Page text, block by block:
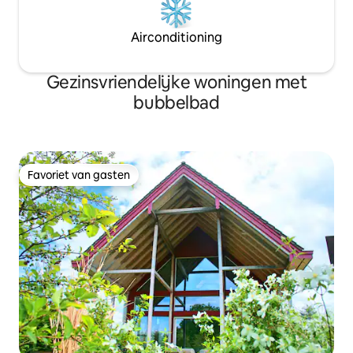
Airconditioning
Gezinsvriendelijke woningen met
bubbelbad
Favoriet van gasten
Favoriet van gasten